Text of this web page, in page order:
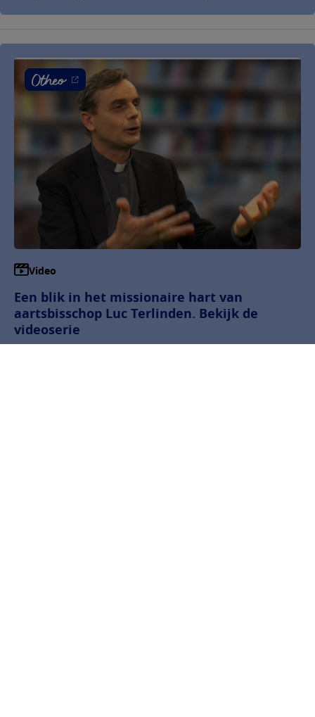
Video
Een blik in het missionaire hart van
aartsbisschop Luc Terlinden. Bekijk de
videoserie